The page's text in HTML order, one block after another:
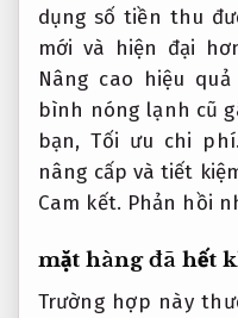
dụng số tiền thu
mới và hiện đại
Nâng cao hiệu
bình nóng lạnh cũ
bạn,Tối ưu chi phí.
nâng cấp và tiết
Cam kết. Phản hồi
mặt hàng đã hết
Trường hợp này